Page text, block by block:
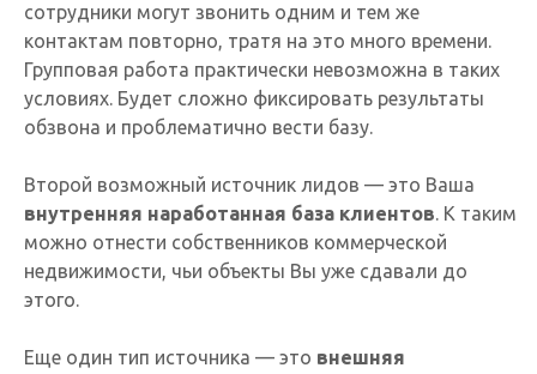
сотрудники могут звонить одним и тем же
контактам повторно, тратя на это много времени.
Групповая работа практически невозможна в таких
условиях. Будет сложно фиксировать результаты
обзвона и проблематично вести базу.
Второй возможный источник лидов — это Ваша
внутренняя наработанная база клиентов. К таким
можно отнести собственников коммерческой
недвижимости, чьи объекты Вы уже сдавали до
этого.
Еще один тип источника — это внешняя